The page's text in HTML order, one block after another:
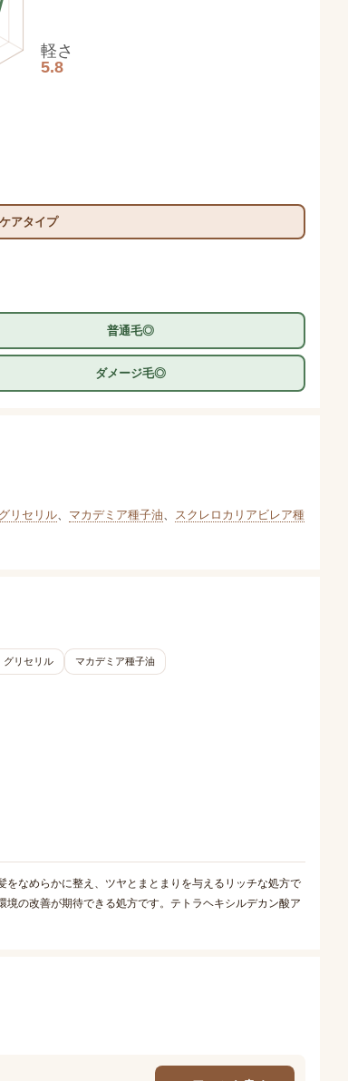
軽さ
5.8
アタイプ
普通毛◎
ダメージ毛◎
リセリル、 マカデミア種子油、 スクレロカリアビレア種
グリセリル マカデミア種子油
なめらかに整え、ツヤとまとまりを与えるリッチな処方で
の改善が期待できる処方です。テトラヘキシルデカン酸ア